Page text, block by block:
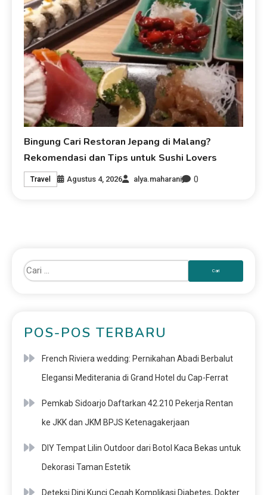
Bingung Cari Restoran Jepang di Malang?
Rekomendasi dan Tips untuk Sushi Lovers
Travel Agustus 4, 2026 alya.maharani 0
POS-POS TERBARU
French Riviera wedding: Pernikahan Abadi Berbalut
Elegansi Mediterania di Grand Hotel du Cap-Ferrat
Pemkab Sidoarjo Daftarkan 42.210 Pekerja Rentan
ke JKK dan JKM BPJS Ketenagakerjaan
DIY Tempat Lilin Outdoor dari Botol Kaca Bekas untuk
Dekorasi Taman Estetik
Deteksi Dini Kunci Cegah Komplikasi Diabetes, Dokter